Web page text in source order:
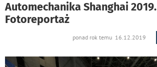
Automechanika Shanghai 2019.
Fotoreportaż
ponad rok temu 16.12.2019